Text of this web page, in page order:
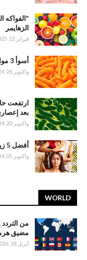
"الفواكه
الزهايمر
فبراير 12, 2025
أسوأ 3 مواد كيميائية في طعامك يمكن أن تضر بصحتك
واكتوبر 26, 2024
ارتفعت
بعد
واكتوبر 20, 2024
أفضل 5 زيوت هندية لنمو الشعر
واكتوبر 05, 2024
WORLD
من
مضيق
أبريل 18, 2026